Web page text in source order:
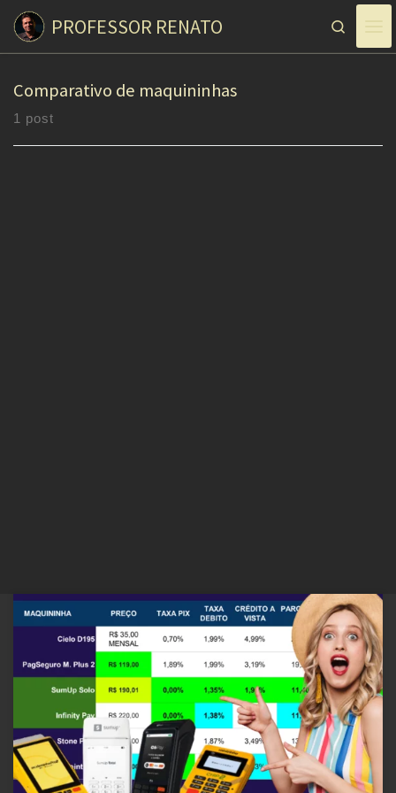
Skip to content
PROFESSOR RENATO
Comparativo de maquininhas
1 post
Se você está começando agora no mundo dos negócios e está
perdido no mar de opções de maquininhas de cartão, fica tranquilo
que eu tô aqui pra te guiar. Vamos falar sobre as melhores
maquininhas com as taxas mais amigáveis para quem está
começando. Elaborei também uma cotação do valor […]